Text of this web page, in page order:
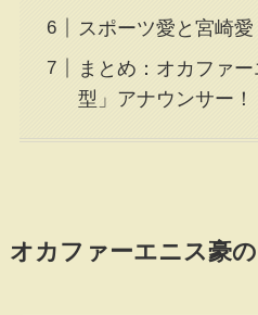
スポーツ愛と宮崎愛
まとめ：オカファ
型」アナウンサー！
オカファーエニス豪